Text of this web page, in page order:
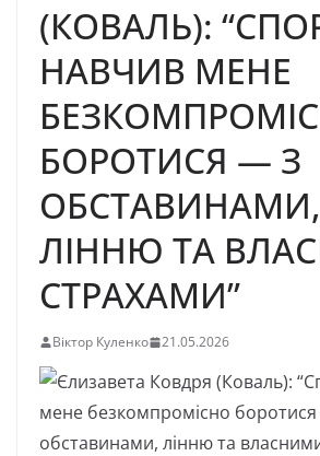
(КОВАЛЬ):
НАВЧИВ МЕНЕ
БОРОТИСЯ — З
ОБСТАВИНАМИ,
ЛІННЮ ТА
СТРАХАМИ”
Віктор Куленко 21.05.2026